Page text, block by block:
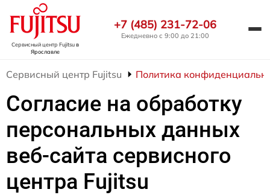
Сервисный центр Fujitsuв
Ярославле
+7 (485) 231-72-06
Ежедневно с 9:00 до 21:00
Сервисный центр Fujitsu Политика
Согласие на обработку
персональных данных
веб-сайта сервисного
центра Fujitsu